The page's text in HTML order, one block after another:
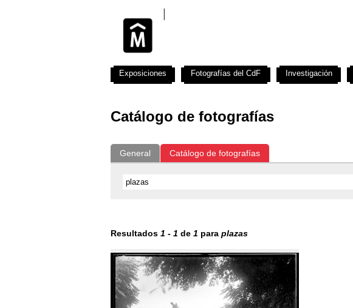
Catálogo de fotografías
General Catálogo de fotografías
Resultados 1 - 1 de 1 para plazas
Exposiciones Fotografías del CdF Investigación